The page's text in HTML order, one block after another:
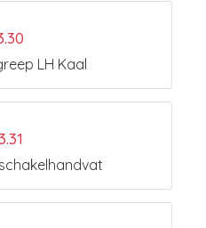
LH Kaal